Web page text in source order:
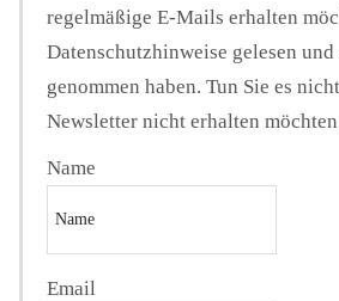
regelmäßige E-Mails erhalten
Datenschutzhinweise gelesen
genommen haben. Tun Sie es
Newsletter nicht erhalten
Name
Email